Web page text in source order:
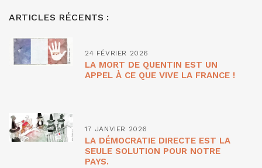
ARTICLES RÉCENTS :
24 FÉVRIER 2026
LA MORT DE QUENTIN EST UN
APPEL À CE QUE VIVE LA FRANCE !
17 JANVIER 2026
LA DÉMOCRATIE DIRECTE EST LA
SEULE SOLUTION POUR NOTRE
PAYS.